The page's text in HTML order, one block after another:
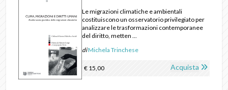
Le migrazioni climatiche e ambientali
costituiscono un osservatorio privilegiato per
analizzare le trasformazioni contemporanee
del diritto, metten ...
diMichela Trinchese
€ 15,00 Acquista